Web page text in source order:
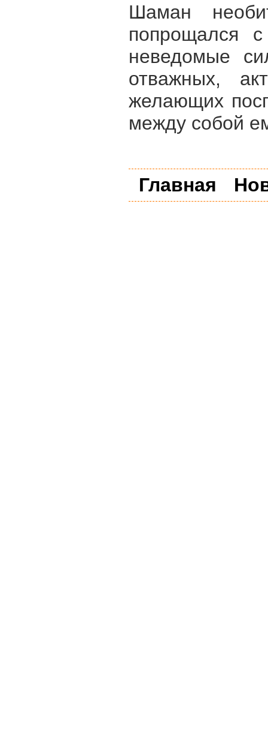
Шаман
попрощался
неведомые
отважных,
желающих
между собой
Главная